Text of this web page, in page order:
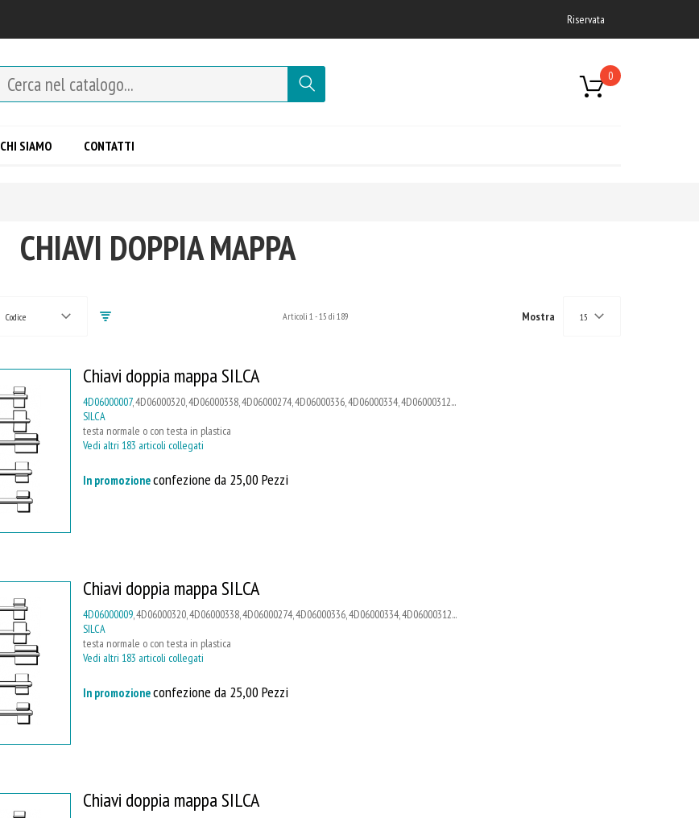
Riservata
0
CHI SIAMO CONTATTI
CHIAVI DOPPIA MAPPA
Codice Articoli 1-15 di 189 Mostra 15
Chiavi doppia mappa SILCA
4D06000007, 4D06000320, 4D06000338, 4D06000274, 4D06000336, 4D06000334, 4D06000312...
SILCA
testa normale o con testa in plastica
Vedi altri 183 articoli collegati
In promozioneconfezione da 25,00 Pezzi
Chiavi doppia mappa SILCA
4D06000009, 4D06000320, 4D06000338, 4D06000274, 4D06000336, 4D06000334, 4D06000312...
SILCA
testa normale o con testa in plastica
Vedi altri 183 articoli collegati
In promozioneconfezione da 25,00 Pezzi
Chiavi doppia mappa SILCA